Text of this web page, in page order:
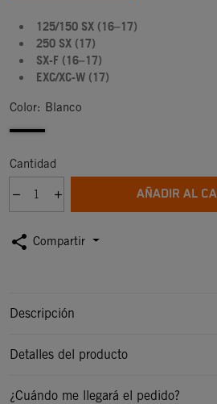
125/150 SX (16–17)
250 SX (17)
SX-F (16–17)
EXC/XC-W (17)
Color: Blanco
Cantidad
AÑADIR AL
share Compartir
Descripción
Detalles del producto
¿Cuándo me llegará el pedido?